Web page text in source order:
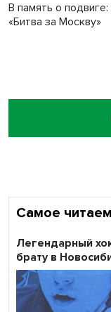
В память о
«Битва за Москву»
Самое
Легендарный
брату в